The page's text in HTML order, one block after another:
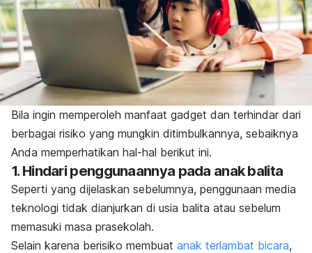
Bila ingin memperoleh manfaat gadget dan terhindar dari
berbagai risiko yang mungkin ditimbulkannya, sebaiknya
Anda memperhatikan hal-hal berikut ini.
1. Hindari penggunaannya pada anak balita
Seperti yang dijelaskan sebelumnya, penggunaan media
teknologi tidak dianjurkan di usia balita atau sebelum
memasuki masa prasekolah.
Selain karena berisiko membuat anak terlambat bicara,